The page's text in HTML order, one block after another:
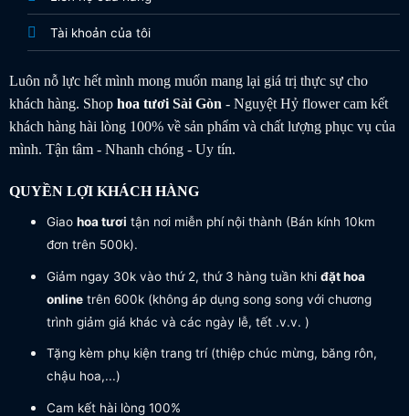
Tài khoản của tôi
Luôn nỗ lực hết mình mong muốn mang lại giá trị thực sự cho
khách hàng. Shop hoa tươiSài Gòn- Nguyệt Hỷ flower cam kết
khách hàng hài lòng 100% về sản phẩm và chất lượng phục vụ của
mình. Tận tâm - Nhanh chóng - Uy tín.
QUYỀN LỢI KHÁCH HÀNG
Giao hoa tươi tận nơi miễn phí nội thành (Bán kính 10km
đơn trên 500k).
Giảm ngay 30k vào thứ 2, thứ 3 hàng tuần khi đặt hoa
onlinetrên 600k (không áp dụng song song với chương
trình giảm giá khác và các ngày lễ, tết .v.v. )
Tặng kèm phụ kiện trang trí (thiệp chúc mừng, băng rôn,
chậu hoa,...)
Cam kết hài lòng 100%